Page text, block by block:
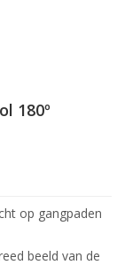
180º
op gangpaden
beeld van de